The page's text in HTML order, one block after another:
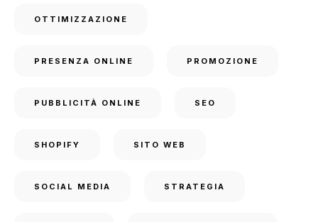
OTTIMIZZAZIONE
PRESENZA ONLINE PROMOZIONE
PUBBLICITÀ ONLINE SEO
SHOPIFY SITO WEB
SOCIAL MEDIA STRATEGIA